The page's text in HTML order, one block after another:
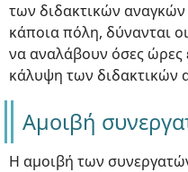
των διδακτικών
κάποια πόλη, δύνανται
να αναλάβουν όσες ώρες
κάλυψη των διδακτικών
Αμοιβή
Η αμοιβή των